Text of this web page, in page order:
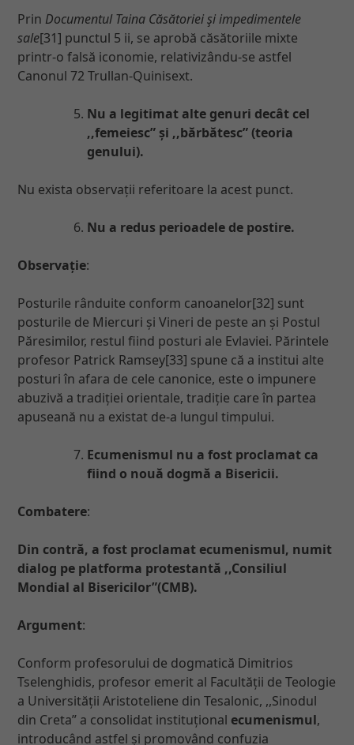
Prin Documentul Taina Căsătoriei şi impedimentele
sale[31] punctul 5 ii, se aprobă căsătoriile mixte
printr-o falsă iconomie, relativizându-se astfel
Canonul 72 Trullan-Quinisext.
Nu a legitimat alte genuri decât cel
,,femeiesc” și ,,bărbătesc” (teoria
genului).
Nu exista observații referitoare la acest punct.
Nu a redus perioadele de postire.
Observație:
Posturile rânduite conform canoanelor[32] sunt
posturile de Miercuri și Vineri de peste an și Postul
Păresimilor, restul fiind posturi ale Evlaviei. Părintele
profesor Patrick Ramsey[33] spune că a institui alte
posturi în afara de cele canonice, este o impunere
abuzivă a tradiției orientale, tradiție care în partea
apuseană nu a existat de-a lungul timpului.
Ecumenismul nu a fost proclamat ca
fiind o nouă dogmă a Bisericii.
Combatere:
Din contră, a fost proclamat ecumenismul, numit
dialog pe platforma protestantă ,,Consiliul
Mondial al Bisericilor”(CMB).
Argument:
Conform profesorului de dogmatică Dimitrios
Tselenghidis, profesor emerit al Facultății de Teologie
a Universității Aristoteliene din Tesalonic, ,,Sinodul
din Creta” a consolidat instituțional ecumenismul,
introducând astfel și promovând confuzia